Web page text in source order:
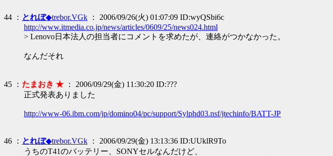
44 ： とれぼ◆trebor.VGk ： 2006/09/26(火) 01:07:09 ID:wyQSbi6c
http://www.itmedia.co.jp/news/articles/0609/25/news024.html
> Lenovo日本法人の担当者にコメントを求めたが、連絡がつかなかった。
なんだそれ
45 ： たまおき ★ ： 2006/09/29(金) 11:30:20 ID:???
正式発表ありました
http://www-06.ibm.com/jp/domino04/pc/support/Sylphd03.nsf/jtechinfo/BATT-JP
46 ： とれぼ◆trebor.VGk ： 2006/09/29(金) 13:13:36 ID:UUklR9To
うちのT41のバッテリー、SONYセルなんだけど、